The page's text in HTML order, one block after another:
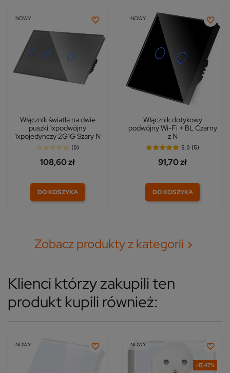
NOWY
Włącznik światła na dwie
puszki 1xpodwójny
1xpojedynczy 2G1G Szary N
(0)
108,60 zł
DO KOSZYKA
NOWY
Włącznik dotykowy
podwójny Wi-Fi + BL Czarny
z N
5.0 (5)
91,70 zł
DO KOSZYKA
Zobacz produkty z kategorii 
Klienci którzy zakupili ten
produkt kupili również:
NOWY
-17,47%
NOWY